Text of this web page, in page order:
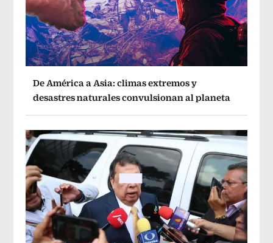
De América a Asia: climas extremos y
desastres naturales convulsionan al planeta